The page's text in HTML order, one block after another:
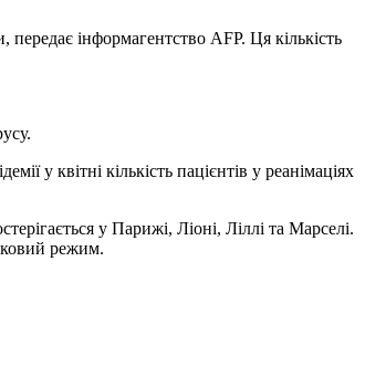
інформагентство AFP. Ця кількість
у квітні кількість пацієнтів у реанімаціях
у Парижі, Ліоні, Ліллі та Марселі.
режим.